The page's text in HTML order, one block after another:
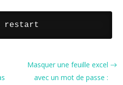
restart
Masquer une feuille excel
avec un mot de passe :